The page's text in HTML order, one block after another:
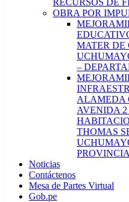
RECURSOS DE
OBRA POR
MATER DE
–
ALAMEDA
AVENIDA 2
THOMAS
Noticias
Contáctenos
Mesa de Partes Virtual
Gob.pe